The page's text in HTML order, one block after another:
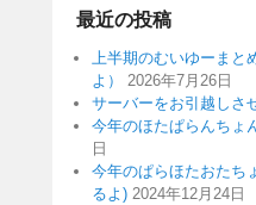
最近の投稿
上半期のむいゆーまと
よ）
2026年7月26日
サーバーをお引越しさ
今年のほたぱらんちょ
日
今年のぱらほたおたち
るよ) 2024年12月24日